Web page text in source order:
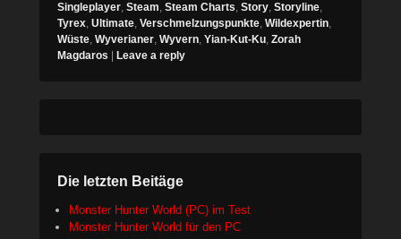
Singleplayer, Steam, Steam Charts, Story, Storyline,
Tyrex, Ultimate, Verschmelzungspunkte, Wildexpertin,
Wüste, Wyverianer, Wyvern, Yian-Kut-Ku, Zorah
Magdaros
Leave a reply
Die letzten Beitäge
Monster Hunter World (PC) im Test
Monster Hunter World für den PC